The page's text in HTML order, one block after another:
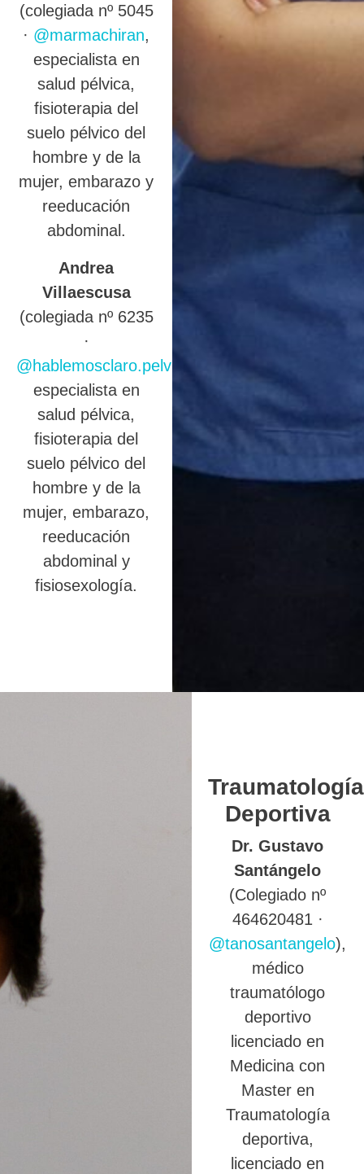
(colegiada nº 5045
· @marmachiran,
especialista en
salud pélvica,
fisioterapia del
suelo pélvico del
hombre y de la
mujer, embarazo y
reeducación
abdominal.
Andrea
Villaescusa
(colegiada nº 6235
·
@hablemosclaro.pelvic
),
especialista en
salud pélvica,
fisioterapia del
suelo pélvico del
hombre y de la
mujer, embarazo,
reeducación
abdominal y
fisiosexología.
Traumatología
Deportiva
Dr. Gustavo
Santángelo
(Colegiado nº
464620481 ·
@tanosantangelo),
médico
traumatólogo
deportivo
licenciado en
Medicina con
Master en
Traumatología
deportiva,
licenciado en